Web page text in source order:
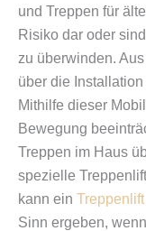
und Treppen für
Risiko dar oder
zu überwinden.
über die
Mithilfe dieser
Bewegung
Treppen im Haus
spezielle
kann ein
Sinn ergeben,